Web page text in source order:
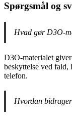
Spørgsmål og
Hvad gør D3O-
D3O-materialet
beskyttelse ved
telefon.
Hvordan